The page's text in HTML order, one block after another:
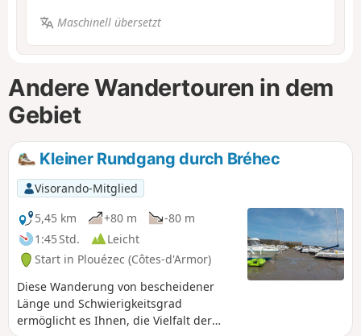
Maschinell übersetzt
Andere Wandertouren in dem
Gebiet
Kleiner Rundgang durch Bréhec
Visorando-Mitglied
5,45 km
+80 m
-80 m
1:45 Std.
Leicht
Start in Plouézec (Côtes-d'Armor)
Diese Wanderung von bescheidener
Länge und Schwierigkeitsgrad
ermöglicht es Ihnen, die Vielfalt der